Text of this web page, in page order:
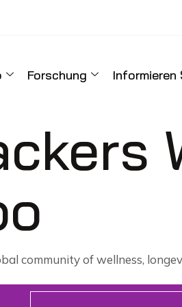
Forschung Informieren
community of wellness,